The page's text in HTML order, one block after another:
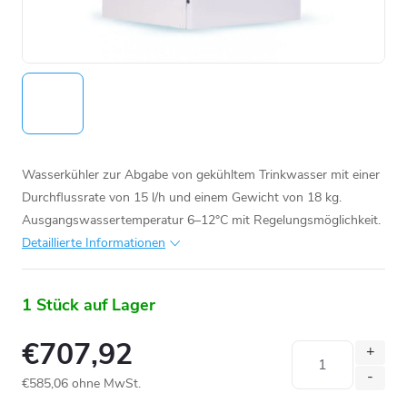
Wasserkühler zur Abgabe von gekühltem Trinkwasser mit einer
Durchflussrate von 15 l/h und einem Gewicht von 18 kg.
Ausgangswassertemperatur 6–12°C mit Regelungsmöglichkeit.
Detaillierte Informationen
1 Stück auf Lager
€707,92
€585,06 ohne MwSt.